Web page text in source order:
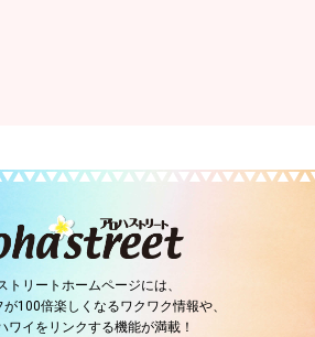
トリートホームページには、
100倍楽しくなるワクワク情報や、
ワイをリンクする機能が満載！